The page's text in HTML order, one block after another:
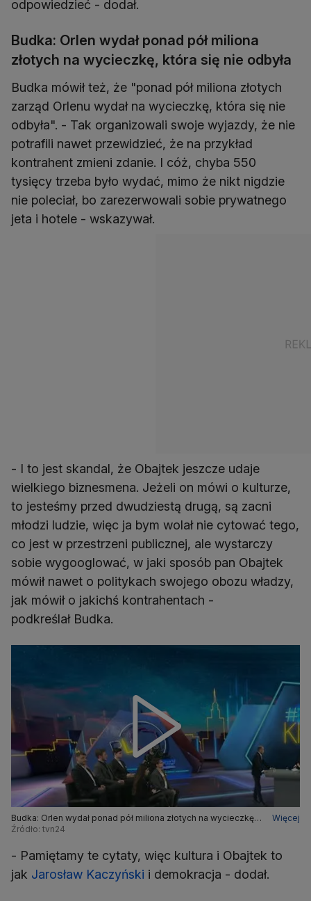
odpowiedzieć - dodał.
Budka: Orlen wydał ponad pół miliona
złotych na wycieczkę, która się nie odbyła
Budka mówił też, że "ponad pół miliona złotych
zarząd Orlenu wydał na wycieczkę, która się nie
odbyła". - Tak organizowali swoje wyjazdy, że nie
potrafili nawet przewidzieć, że na przykład
kontrahent zmieni zdanie. I cóż, chyba 550
tysięcy trzeba było wydać, mimo że nikt nigdzie
nie poleciał, bo zarezerwowali sobie prywatnego
jeta i hotele - wskazywał.
- I to jest skandal, że Obajtek jeszcze udaje
wielkiego biznesmena. Jeżeli on mówi o kulturze,
to jesteśmy przed dwudziestą drugą, są zacni
młodzi ludzie, więc ja bym wolał nie cytować tego,
co jest w przestrzeni publicznej, ale wystarczy
sobie wygooglować, w jaki sposób pan Obajtek
mówił nawet o politykach swojego obozu władzy,
jak mówił o jakichś kontrahentach -
podkreślał Budka.
Budka: Orlen wydał ponad pół miliona złotych na wycieczkę,
która się nie odbyła
Więcej
Źródło: tvn24
- Pamiętamy te cytaty, więc kultura i Obajtek to
jak Jarosław Kaczyński i demokracja - dodał.